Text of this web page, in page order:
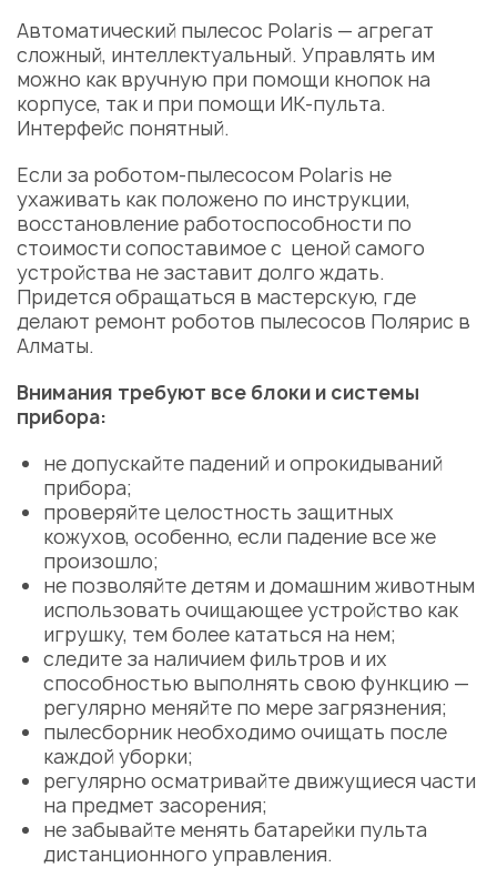
Автоматический пылесос Polaris — агрегат
сложный, интеллектуальный. Управлять им
можно как вручную при помощи кнопок на
корпусе, так и при помощи ИК-пульта.
Интерфейс понятный.
Если за роботом-пылесосом Polaris не
ухаживать как положено по инструкции,
восстановление работоспособности по
стоимости сопоставимое с ценой самого
устройства не заставит долго ждать.
Придется обращаться в мастерскую, где
делают ремонт роботов пылесосов Полярис в
Алматы.
Внимания требуют все блоки и системы
прибора:
не допускайте падений и опрокидываний
прибора;
проверяйте целостность защитных
кожухов, особенно, если падение все же
произошло;
не позволяйте детям и домашним животным
использовать очищающее устройство как
игрушку, тем более кататься на нем;
следите за наличием фильтров и их
способностью выполнять свою функцию —
регулярно меняйте по мере загрязнения;
пылесборник необходимо очищать после
каждой уборки;
регулярно осматривайте движущиеся части
на предмет засорения;
не забывайте менять батарейки пульта
дистанционного управления.